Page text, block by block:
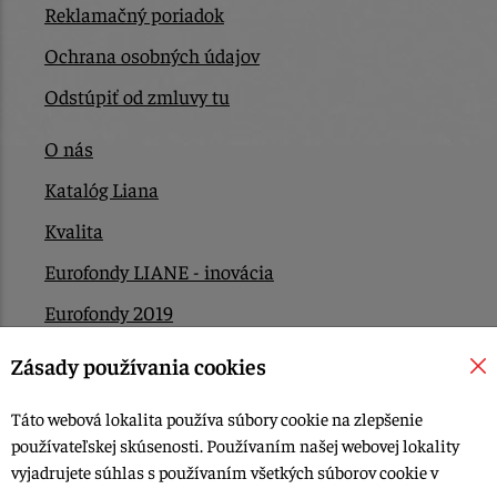
Reklamačný poriadok
Ochrana osobných údajov
Odstúpiť od zmluvy tu
O nás
Katalóg Liana
Kvalita
Eurofondy LIANE - inovácia
Eurofondy 2019
Eurofondy 2022/2023
Kontakt
Zásady používania cookies
Táto webová lokalita používa súbory cookie na zlepšenie
používateľskej skúsenosti. Používaním našej webovej lokality
vyjadrujete súhlas s používaním všetkých súborov cookie v